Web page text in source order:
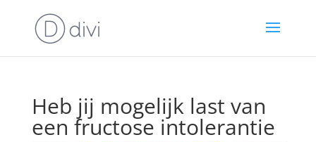
Heb jij mogelijk last van
een fructose intolerantie